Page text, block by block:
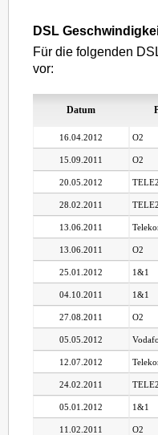
DSL
Für die folgenden
vor:
Datum
16.04.2012 O2
15.09.2011 O2
20.05.2012 TELE2
28.02.2011 TELE2
13.06.2011
13.06.2011 O2
25.01.2012 1&1
04.10.2011 1&1
27.08.2011 O2
05.05.2012
12.07.2012
24.02.2011 TELE2
05.01.2012 1&1
11.02.2011 O2